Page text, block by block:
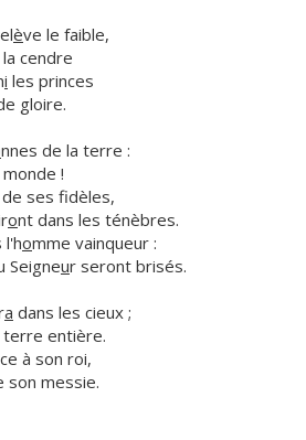
ève le faible,
cendre
i les princes
gloire.
nnes de la terre :
!
ses fidèles,
ont dans les ténèbres.
l'homme vainqueur :
Seigneur seront brisés.
a dans les cieux ;
terre entière.
à son roi,
son messie.